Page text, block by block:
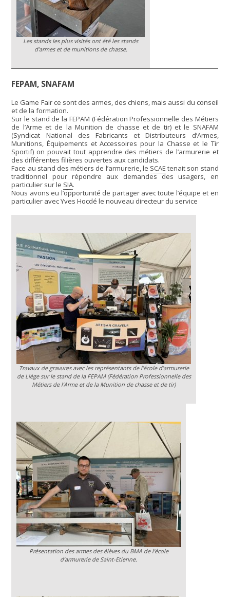
Les stands les plus visités ont été les stands
d’armes et de munitions de chasse.
FEPAM, SNAFAM
Le Game Fair ce sont des armes, des chiens, mais aussi du conseil
et de la formation.
Sur le stand de la FEPAM (Fédération Professionnelle des Métiers
de l’Arme et de la Munition de chasse et de tir) et le SNAFAM
(Syndicat National des Fabricants et Distributeurs d’Armes,
Munitions, Équipements et Accessoires pour la Chasse et le Tir
Sportif) on pouvait tout apprendre des métiers de l’armurerie et
des différentes filières ouvertes aux candidats.
Face au stand des métiers de l’armurerie, le SCAE tenait son stand
traditionnel pour répondre aux demandes des usagers, en
particulier sur le SIA.
Nous avons eu l’opportunité de partager avec toute l’équipe et en
particulier avec Yves Hocdé le nouveau directeur du service
Travaux de gravures avec les représentants de l’école d’armurerie
de Liège sur le stand de la FEPAM (Fédération Professionnelle des
Métiers de l’Arme et de la Munition de chasse et de tir)
Présentation des armes des élèves du BMA de l’école
d’armurerie de Saint-Etienne.